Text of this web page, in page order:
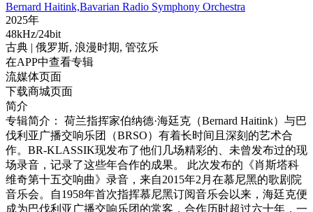
Bernard Haitink,Bavarian Radio Symphony Orchestra
2025年
48kHz/24bit
古典 | 俄罗斯, 浪漫时期, 管弦乐
在APP中查看专辑
流媒体页面
下载商城页面
简介
专辑简介： 荷兰指挥家伯纳德·海廷克（Bernard Haitink）与巴
伐利亚广播交响乐团（BRSO）有着长时间且深刻的艺术合
作。BR-KLASSIK现发布了他们几场精彩的、未曾发布过的现
场录音，记录了这些年合作的成果。 此次发布的《肖斯塔科
维奇第十五交响曲》录音，来自2015年2月在慕尼黑的歌剧院
音乐会。自1958年首次指挥慕尼黑订阅音乐会以来，海廷克便
成为巴伐利亚广播交响乐团的常客，合作历时超过六十年，一